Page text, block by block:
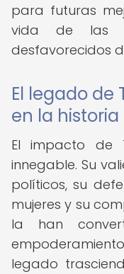
para futuras
vida de las
desfavorecidos
El legado de
en la historia
El impacto de
innegable. Su
políticos, su
mujeres y su
la han
legado